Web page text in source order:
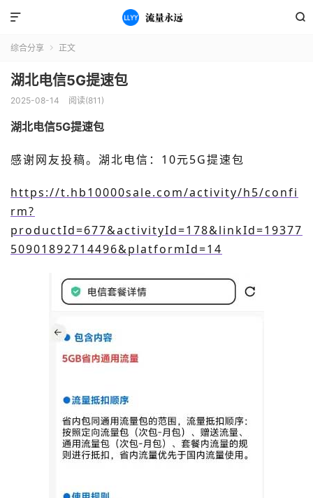


综合分享  正文
湖北电信5G提速包
2025-08-14 阅读(811)
湖北电信5G提速包
感谢网友投稿。 湖北电信：10元5G提速包
https://t.hb10000sale.com/activity/h5/confi
rm?
productId=677&activityId=178&linkId=19377
50901892714496&platformId=14